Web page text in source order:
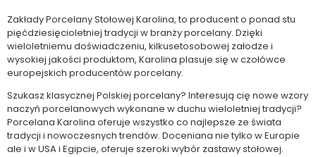
Zakłady Porcelany Stołowej Karolina, to producent o ponad stu
pięćdziesięcioletniej tradycji w branży porcelany. Dzięki
wieloletniemu doświadczeniu, kilkusetosobowej załodze i
wysokiej jakości produktom, Karolina plasuje się w czołówce
europejskich producentów porcelany.
Szukasz klasycznej Polskiej porcelany? Interesują cię nowe wzory
naczyń porcelanowych wykonane w duchu wieloletniej tradycji?
Porcelana Karolina oferuje wszystko co najlepsze ze świata
tradycji i nowoczesnych trendów. Doceniana nie tylko w Europie
ale i w USA i Egipcie, oferuje szeroki wybór zastawy stołowej.